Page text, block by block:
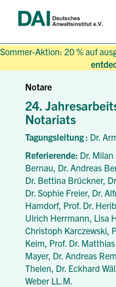
Sommer-Aktion: 20 % auf
Notare
24.
Notariats
Tagungsleitung : Dr.
Referierende: Dr. Milan
Bernau, Dr. Andreas
Dr. Bettina Brückner,
Dr. Sophie Freier, Dr.
Hamdorf, Prof. Dr.
Ulrich Herrmann, Lisa
Christoph Karczewski,
Keim, Prof. Dr. Matthias
Mayer, Dr. Andreas
Thelen, Dr. Eckhard
Weber LL.M.